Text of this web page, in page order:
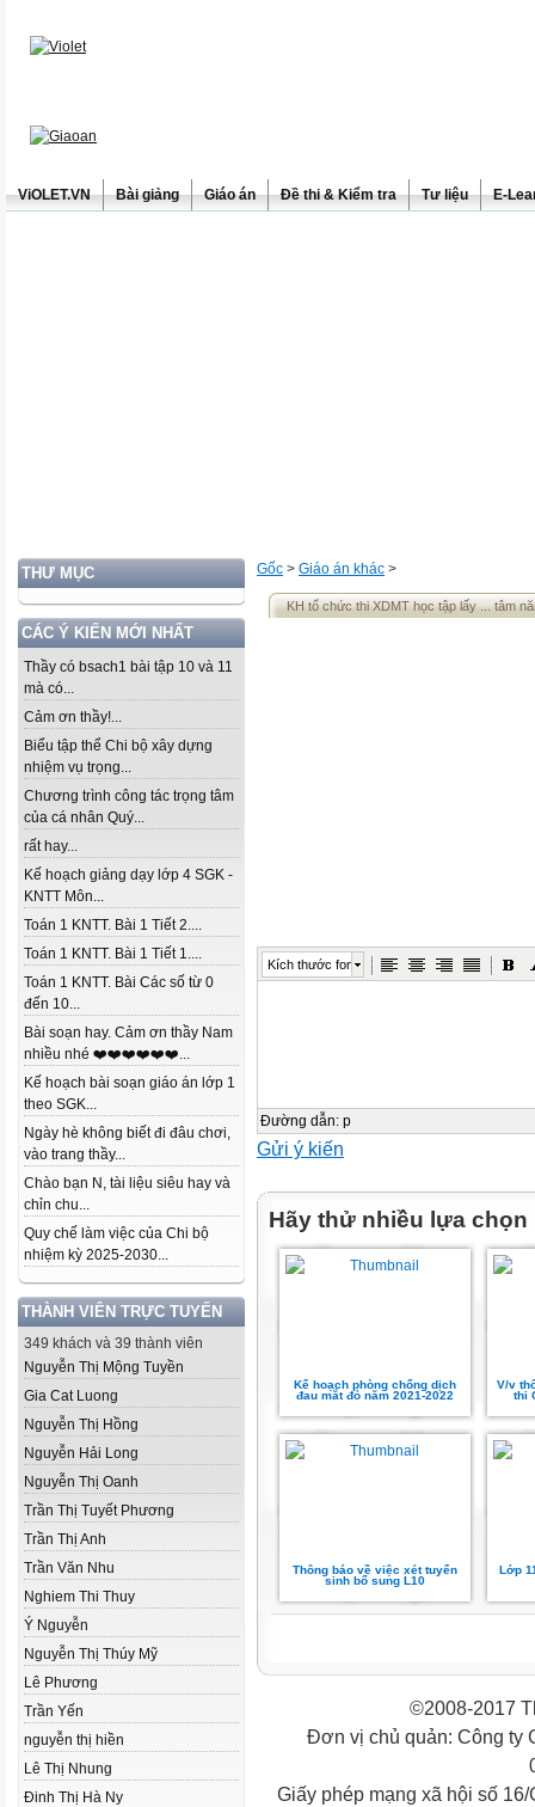
ViOLET.VN Bài giảng Giáo án Đề thi & Kiểm tra Tư liệu E-
THƯ MỤC
CÁC Ý KIẾN MỚI NHẤT
Thầy có bsach1 bài tập 10 và 11
mà có...
Cảm ơn thầy!...
Biểu tập thể Chi bộ xây dựng
nhiệm vụ trọng...
Chương trình công tác trọng tâm
của cá nhân Quý...
rất hay...
Kế hoạch giảng dạy lớp 4 SGK -
KNTT Môn...
Toán 1 KNTT. Bài 1 Tiết 2....
Toán 1 KNTT. Bài 1 Tiết 1....
Toán 1 KNTT. Bài Các số từ 0
đến 10...
Bài soạn hay. Cảm ơn thầy Nam
nhiều nhé ❤️❤️❤️❤️❤️❤️...
Kế hoạch bài soạn giáo án lớp 1
theo SGK...
Ngày hè không biết đi đâu chơi,
vào trang thầy...
Chào bạn N, tài liệu siêu hay và
chỉn chu...
Quy chế làm việc của Chi bộ
nhiệm kỳ 2025-2030...
THÀNH VIÊN TRỰC TUYẾN
349 khách và 39 thành viên
Nguyễn Thị Mộng Tuyền
Gia Cat Luong
Nguyễn Thị Hồng
Nguyễn Hải Long
Nguyễn Thị Oanh
Trần Thị Tuyết Phương
Trần Thị Anh
Trần Văn Nhu
Nghiem Thi Thuy
Ý Nguyễn
Nguyễn Thị Thúy Mỹ
Lê Phương
Trần Yến
nguyễn thị hiền
Lê Thị Nhung
Đinh Thị Hà Ny
Gốc > Giáo án khác >
KH tổ chức thi XDMT học tập lấy ... tâm
Kích thước font
Đường dẫn: p
Gửi ý kiến
Hãy thử nhiều lựa chọn
Kế hoạch phòng chống dịch
đau mắt đỏ năm 2021-2022
V/v
thi
Thông báo về việc xét tuyển
sinh bổ sung L10
Lớp
©2008-2017
Đơn vị chủ quản: Công ty
Giấy phép mạng xã hội số